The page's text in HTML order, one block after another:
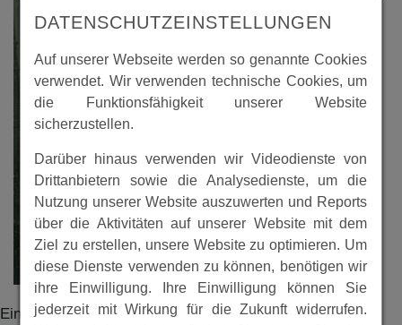
Ein Foto aus der Landefelder Schule. Es zeigt eine
DATENSCHUTZEINSTELLUNGEN
Auf unserer Webseite werden so genannte Cookies
verwendet. Wir verwenden technische Cookies, um
die Funktionsfähigkeit unserer Website
sicherzustellen.
Darüber hinaus verwenden wir Videodienste von
Drittanbietern sowie die Analysedienste, um die
Nutzung unserer Website auszuwerten und Reports
über die Aktivitäten auf unserer Website mit dem
Ziel zu erstellen, unsere Website zu optimieren. Um
diese Dienste verwenden zu können, benötigen wir
ihre Einwilligung. Ihre Einwilligung können Sie
jederzeit mit Wirkung für die Zukunft widerrufen.